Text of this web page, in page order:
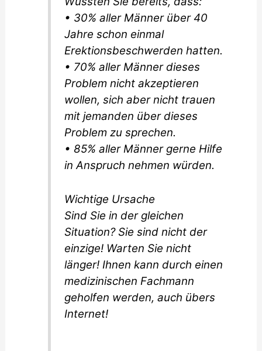
• 30% aller Männer über 40
Jahre schon einmal
Erektionsbeschwerden hatten.
• 70% aller Männer dieses
Problem nicht akzeptieren
wollen, sich aber nicht trauen
mit jemanden über dieses
Problem zu sprechen.
• 85% aller Männer gerne Hilfe
in Anspruch nehmen würden.
Wichtige Ursache
Sind Sie in der gleichen
Situation? Sie sind nicht der
einzige! Warten Sie nicht
länger! Ihnen kann durch einen
medizinischen Fachmann
geholfen werden, auch übers
Internet!